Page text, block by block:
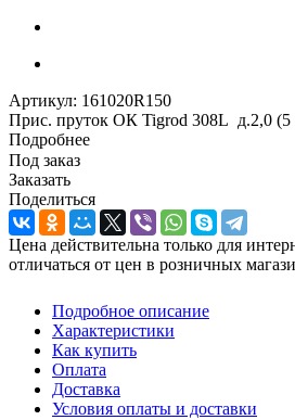
Артикул: 161020R150
Прис. пруток ОК Tigrod 308L д.2,0 (5
Подробнее
Под заказ
Заказать
Поделиться
Цена действительна только для
отличаться от цен в розничных
Подробное описание
Характеристики
Как купить
Оплата
Доставка
Условия оплаты и доставки